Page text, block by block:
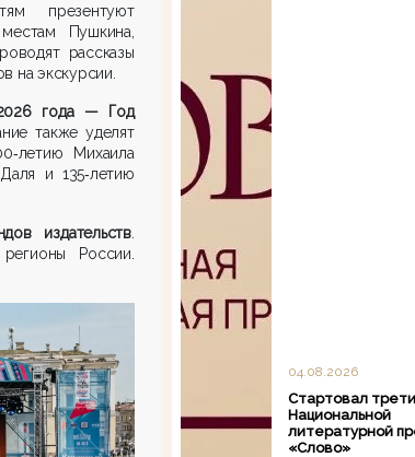
презентуют
Пушкина,
рассказы
на экскурсии.
года — Год
также уделят
Михаила
и 135‑летию
издательств
России.
04.08.2026
Стартовал
Национальной
литературной
«Слово»